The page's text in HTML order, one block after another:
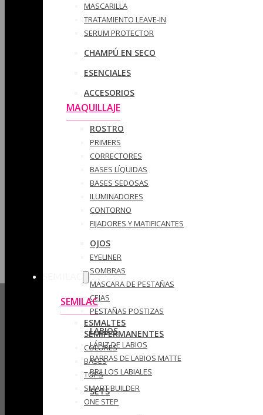
MASCARILLA
TRATAMIENTO LEAVE-IN
SERUM PROTECTOR
CHAMPÚ EN SECO
ESENCIALES
ACCESORIOS
MAQUILLAJE
ROSTRO
PRIMERS
CORRECTORES
BASES LÍQUIDAS
BASES SEDOSAS
ILUMINADORES
CONTORNO
FIJADORES Y MATIFICANTES
OJOS
EYELINER
SOMBRAS
MASCARA DE PESTAÑAS
CEJAS
PESTAÑAS POSTIZAS
LABIOS
LÁPIZ DE LABIOS
BARRAS DE LABIOS MATTE
BRILLOS LABIALES
SETS
SEMILAC
ESMALTES
SEMIPERMANENTES
COLORES
BASES
TOPS
SMART BUILDER
ONE STEP